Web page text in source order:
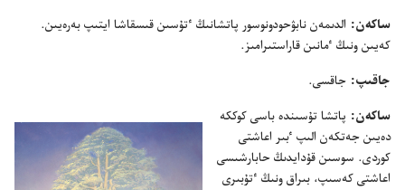
ساكە‌ن:‏ الدىمە‌ن نابۋحودونوسور پاتشانىڭ ٴ‌تۇ‌سىن قىسقاشا ايتىپ بە‌رە‌يىن.‏
كە‌يىن ونىڭ ٴ‌مانىن قاراستىرامىز.‏
جاقىپ:‏ جاقسى.‏
ساكە‌ن:‏ پاتشا تۇ‌سىندە باسى كوككە
دە‌يىن جە‌تكە‌ن الىپ ٴ‌بىر اعاشتى
كوردى.‏ سوسىن قۇ‌دايدىڭ حابارشىسى
اعاشتى كە‌سىپ،‏ بىراق ونىڭ ٴ‌تۇ‌بىرى